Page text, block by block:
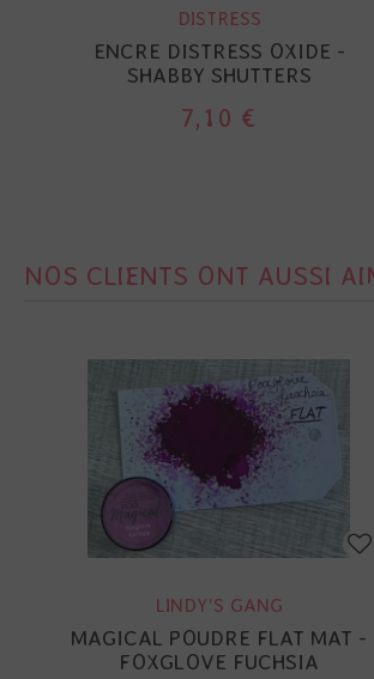
DISTRESS
ENCRE DISTRESS OXIDE -
SHABBY SHUTTERS
7,10 €
NOS CLIENTS ONT AUSSI
LINDY'S GANG
MAGICAL POUDRE FLAT MAT -
FOXGLOVE FUCHSIA